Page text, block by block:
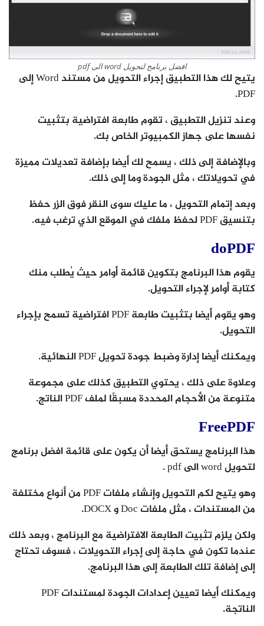
افضل برنامج لتحويل word الى pdf
يتيح لك هذا التطبيق إجراء التحويل من مستند Word إلى
PDF.
وعند تنزيل التطبيق ، تقوم طابعة افتراضية بتثبيت
نفسها على جهاز الكمبيوتر الخاص بك.
وبالإضافة إلى ذلك ، يسمح لك أيضا بإضافة تعديلات مميزة
في تحويلاتك ، مثل الجودة وما إلى ذلك.
وبعد إتمام التحويل ، ما عليك سوى النقر فوق الزر حفظ
بتنسيق PDF لحفظ ملفك في الموقع الذي ترغب فيه.
doPDF
يقوم هذا البرنامج بتكوين قائمة أوامر حيث يُطلب منك
كتابة أوامر لإجراء التحويل.
وهو يقوم أيضا بتثبيت طابعة PDF افتراضية تسمح بإجراء
التحويل.
ويمكنك أيضا إدارة وضبط جودة تحويل PDF النهائية.
وعلاوة على ذلك ، يحتوي التطبيق كذلك على مجموعة
متنوعة من الأحجام المحددة مسبقًا لملف PDF الناتج.
FreePDF
هذا البرنامج يستحق أيضا أن يكون على قائمة افضل برنامج
لتحويل word الى pdf .
وهو يتيح لكم التحويل وإنشاء ملفات PDF من أنواع مختلفة
من المستندات ، مثل ملفات Doc و DOCX.
ولكن يلزم تثبيت الطابعة الافتراضية مع البرنامج ، وبعد ذلك
عندما تكون في حاجة إلى إجراء التحويلات ، فسوف تحتاج
إلى إضافة تلك الطابعة إلى هذا البرنامج.
ويمكنك أيضا تعيين إعدادات الجودة لمستندات PDF
الناتجة.